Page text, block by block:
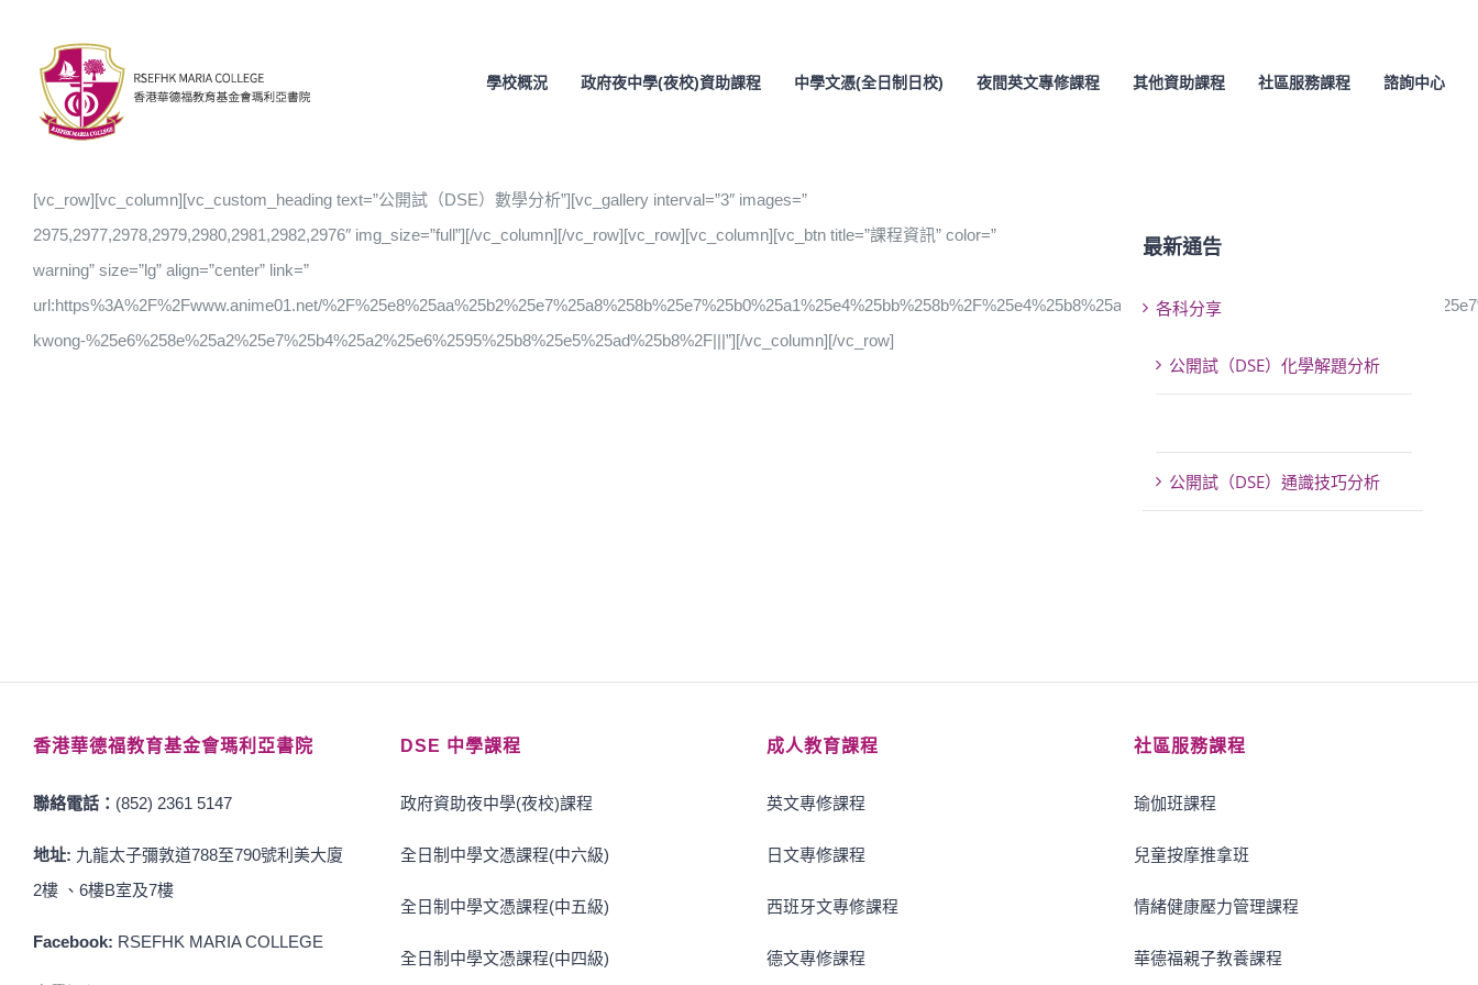
content
學校概況 政府夜中學(夜校)資助課程 中學文憑(全日制日校) 夜間英文專修課程 其他資助課程 社區服務課程 諮詢中心
[vc_row][vc_column][vc_custom_heading text=”公開試（DSE）數學分析”][vc_gallery interval=”3″ images=”
2975,2977,2978,2979,2980,2981,2982,2976″ img_size=”full”][/vc_column][/vc_row][vc_row][vc_column][vc_btn title=”課程資訊” color=”
warning” size=”lg” align=”center” link=”
url:https%3A%2F%2Fwww.anime01.net/
kwong-%25e6%258e%25a2%25e7%25b4%25a2%25e6%2595%25b8%25e5%25ad%25b8%2F|||”][/vc_column][/vc_row]
最新通告
各科分享
公開試（DSE）化學解題分析
公開試（DSE）通識技巧分析
香港華德福教育基金會瑪利亞書院
聯絡電話： (852) 2361 5147
地址: 九龍太子彌敦道788至790號利美大廈
2樓 、6樓B室及7樓
Facebook: RSEFHK MARIA COLLEGE
DSE 中學課程
政府資助夜中學(夜校)課程
全日制中學文憑課程(中六級)
全日制中學文憑課程(中五級)
全日制中學文憑課程(中四級)
成人教育課程
英文專修課程
日文專修課程
西班牙文專修課程
德文專修課程
社區服務課程
瑜伽班課程
兒童按摩推拿班
情緒健康壓力管理課程
華德福親子教養課程